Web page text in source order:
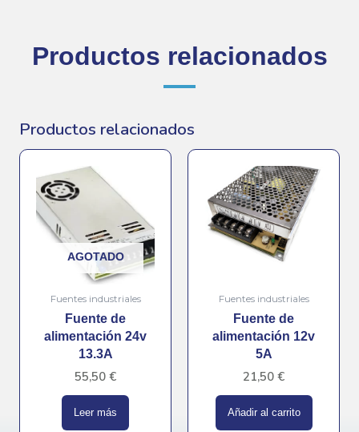
Productos relacionados
Productos relacionados
AGOTADO
Fuentes industriales
Fuente de
alimentación 24v
13.3A
55,50 €
Leer más
Fuentes industriales
Fuente de
alimentación 12v
5A
21,50 €
Añadir al carrito